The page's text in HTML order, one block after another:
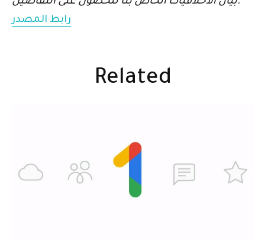
بيان الأخلاقيات الخاص بنا للحصول على التفاصيل.
رابط المصدر
Related